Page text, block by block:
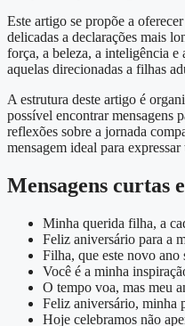
Este artigo se propõe a
delicadas a declarações mais
força, a beleza, a inteligência e
aquelas direcionadas a filhas
A estrutura deste artigo é
possível encontrar mensagens
reflexões sobre a jornada
mensagem ideal para
Mensagens curtas
Minha querida filha, a
Feliz aniversário para a
Filha, que este novo ano
Você é a minha
O tempo voa, mas meu
Feliz aniversário, minha
Hoje celebramos não